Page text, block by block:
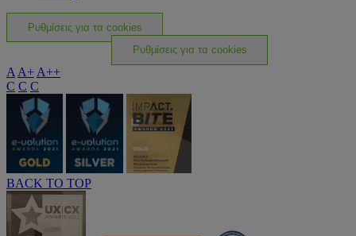
Ρυθμίσεις για τα cookies
Ρυθμίσεις για τα cookies
A A+ A++
C C C
BACK TO TOP